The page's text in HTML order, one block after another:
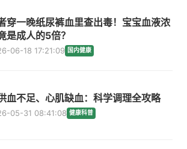
穿一晚纸尿裤血里查出毒！宝宝血液浓
是成人的5倍？
06-18 17:21:09 国内健康
血不足、心肌缺血：科学调理全攻略
05-31 08:41:08 健康科普